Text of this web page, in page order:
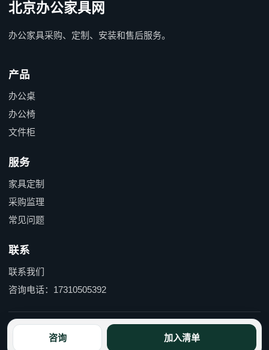
咨询 加入清单
北京办公家具网
办公家具采购、定制、安装和售后服务。
产品
办公桌
办公椅
文件柜
服务
家具定制
采购监理
常见问题
联系
联系我们
咨询电话：17310505392
京ICP备15055597号-1 京公网安备110114000490号